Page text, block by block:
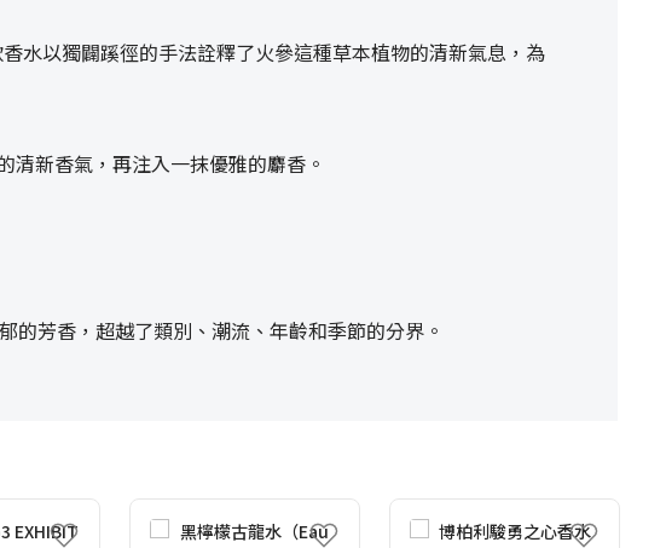
水以獨闢蹊徑的手法詮釋了火參這種草本植物的清新氣息，為
新香氣，再注入一抹優雅的麝香。
芳香，超越了類別、潮流、年齡和季節的分界。